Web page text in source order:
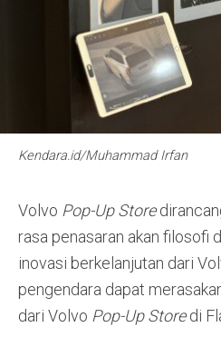
Kendara.id/Muhammad Irfan
Volvo Pop-Up Store
rasa penasaran akan filosofi
inovasi berkelanjutan dari
pengendara dapat
dari Volvo Pop-Up Storedi